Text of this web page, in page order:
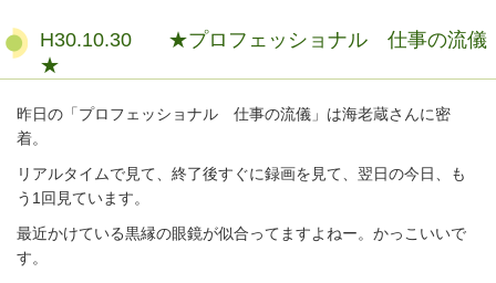
H30.10.30 ★プロフェッショナル 仕事の流儀
★
昨日の「プロフェッショナル 仕事の流儀」は海老蔵さんに密
着。
リアルタイムで見て、終了後すぐに録画を見て、翌日の今日、も
う1回見ています。
最近かけている黒縁の眼鏡が似合ってますよねー。かっこいいで
す。